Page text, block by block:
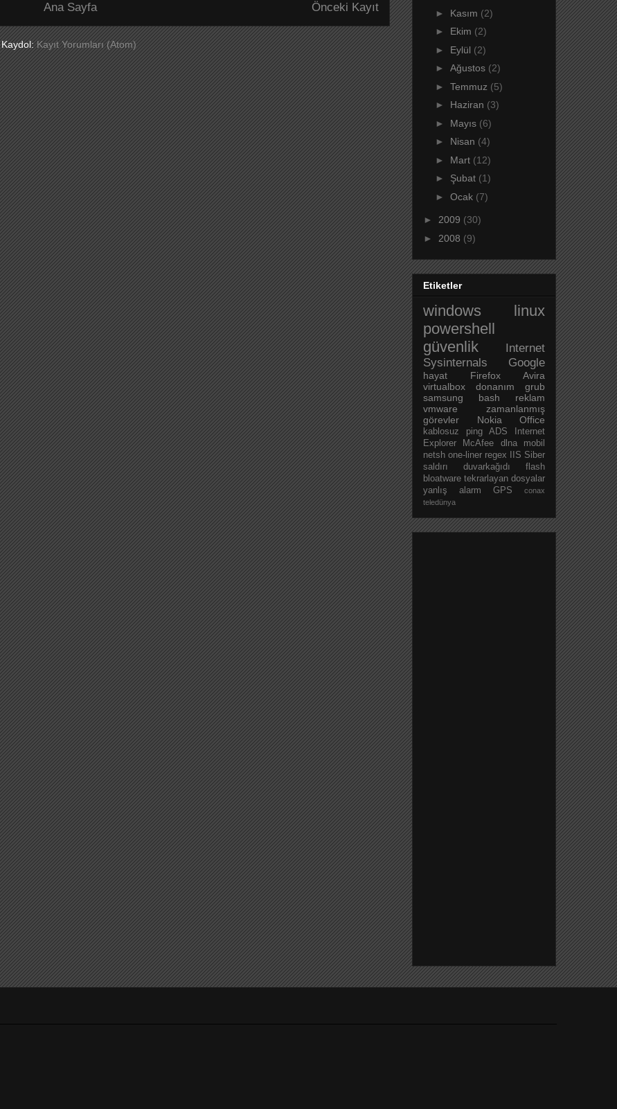
Önceki Kayıt
Ana Sayfa
Kaydol:Kayıt Yorumları (Atom)
► Kasım (2)
► Ekim (2)
► Eylül (2)
► Ağustos (2)
► Temmuz (5)
► Haziran (3)
► Mayıs (6)
► Nisan (4)
► Mart (12)
► Şubat (1)
► Ocak (7)
► 2009 (30)
► 2008 (9)
Etiketler
windows
linux
powershell
güvenlik
Internet
Sysinternals
Google
hayat Firefox
Avira
virtualbox
donanım
grub
samsung
bash
reklam
vmware
zamanlanmış
görevler
Nokia Office
kablosuz ping ADS
Internet
Explorer
McAfee dlna
mobil
netsh one-liner regex IIS Siber
saldırı
duvarkağıdı
flash
bloatware tekrarlayan dosyalar
yanlış alarm
GPS
conax
teledünya